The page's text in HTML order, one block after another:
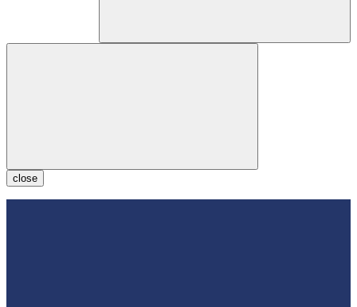
close